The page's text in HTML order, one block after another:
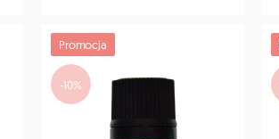
Promocja
-10%